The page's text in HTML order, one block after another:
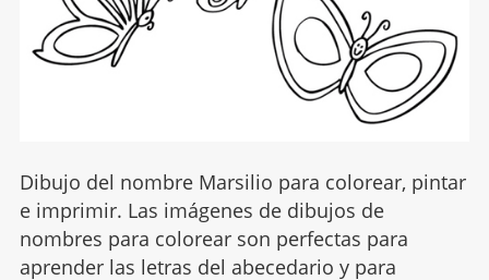
Dibujo del nombre Marsilio para colorear, pintar
e imprimir. Las imágenes de dibujos de
nombres para colorear son perfectas para
aprender las letras del abecedario y para